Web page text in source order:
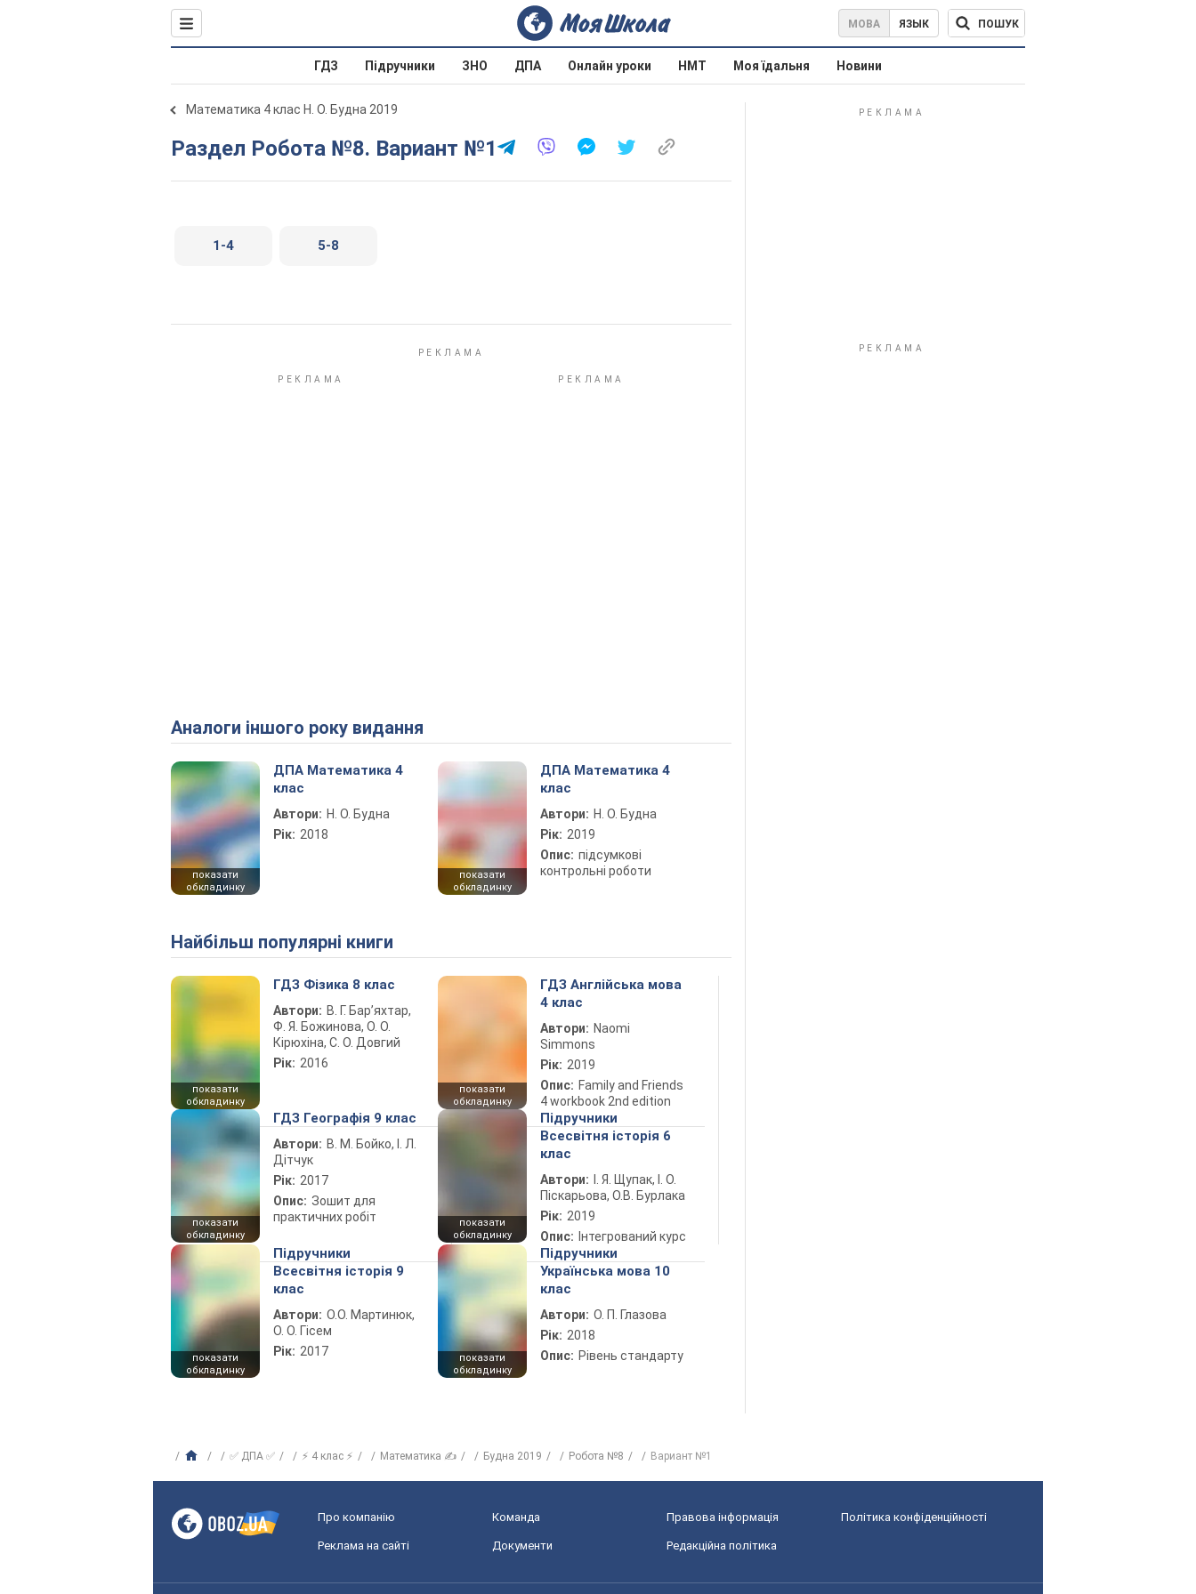
МОВА ЯЗЫК ПОШУК
ГДЗ Підручники ЗНО ДПА Онлайн уроки НМТ Моя їдальня Новини
Математика 4 клас Н. О. Будна 2019
Раздел Робота №8. Вариант №1
1-4 5-8
Аналоги іншого року видання
показати
обкладинку
ДПА Математика 4
клас
Автори: Н. О. Будна
Рік: 2018
показати
обкладинку
ДПА Математика 4
клас
Автори: Н. О. Будна
Рік: 2019
Опис: підсумкові
контрольні роботи
Найбільш популярні книги
показати
обкладинку
ГДЗ Фізика 8 клас
Автори: В. Г. Бар’яхтар,
Ф. Я. Божинова, О. О.
Кірюхіна, С. О. Довгий
Рік: 2016
показати
обкладинку
ГДЗ Англійська мова
4 клас
Автори: Naomi
Simmons
Рік: 2019
Опис: Family and Friends
4 workbook 2nd edition
показати
обкладинку
ГДЗ Географія 9 клас
Автори: В. М. Бойко, І. Л.
Дітчук
Рік: 2017
Опис: Зошит для
практичних робіт
показати
обкладинку
Підручники
Всесвітня історія 6
клас
Автори:
І. Я. Щупак, І. О.
Піскарьова, О.В. Бурлака
Рік: 2019
Опис: Інтегрований курс
показати
обкладинку
Підручники
Всесвітня історія 9
клас
Автори: О.О. Мартинюк,
О. О. Гісем
Рік: 2017
показати
обкладинку
Підручники
Українська мова 10
клас
Автори: О. П. Глазова
Рік: 2018
Опис: Рівень стандарту
✅ ДПА ✅ ⚡ 4 клас ⚡ Математика ✍ Будна 2019 Робота №8 Вариант №1
Про компанію Команда Правова інформація Політика конфіденційності
Реклама на сайті Документи Редакційна політика